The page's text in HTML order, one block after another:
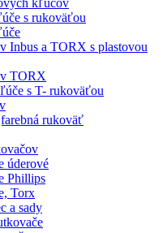
s rukoväťou
Inbus a TORX s plastovou
TORX
s T- rukoväťou
rukoväť
úderové
Phillips
Torx
a sady